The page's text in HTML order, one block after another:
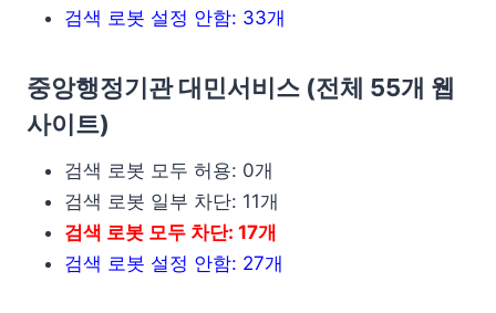
검색 로봇 설정 안함: 33개
중앙행정기관 대민서비스 (전체 55개 웹
사이트)
검색 로봇 모두 허용: 0개
검색 로봇 일부 차단: 11개
검색 로봇 모두 차단: 17개
검색 로봇 설정 안함: 27개